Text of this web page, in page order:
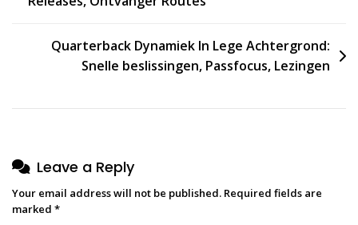
navigation
Quarterback Dynamiek In Lege Achtergrond:
Snelle beslissingen, Passfocus, Lezingen
Leave a Reply
Your email address will not be published. Required fields are
marked *